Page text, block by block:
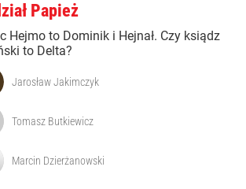
Papież
Hejmo to Dominik i Hejnał. Czy ksiądz
to Delta?
Jarosław Jakimczyk
Tomasz Butkiewicz
Marcin Dzierżanowski